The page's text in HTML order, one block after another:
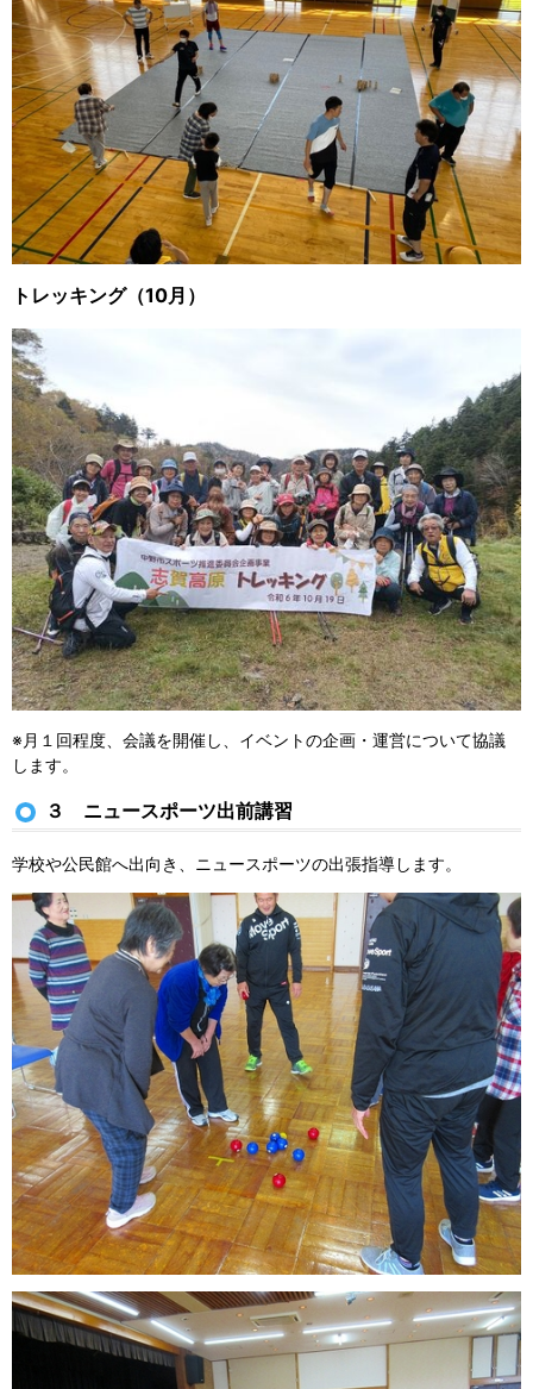
トレッキング（10月）
※月１回程度、会議を開催し、イベントの企画・運営について協議
します。
３ ニュースポーツ出前講習
学校や公民館へ出向き、ニュースポーツの出張指導します。